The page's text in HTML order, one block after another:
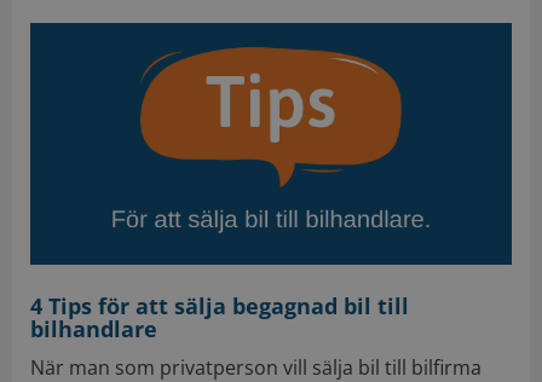
4 Tips för att sälja begagnad bil till
bilhandlare
När man som privatperson vill sälja bil till bilfirma